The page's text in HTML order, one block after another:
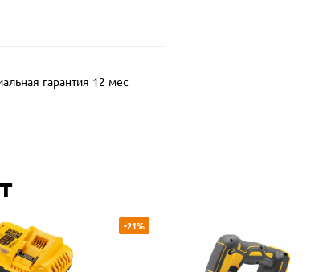
гарантия 12 мес
-21%